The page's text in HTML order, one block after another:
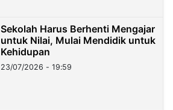
Sekolah Harus Berhenti Mengajar
untuk Nilai, Mulai Mendidik untuk
Kehidupan
23/07/2026 - 19:59